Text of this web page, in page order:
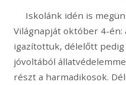
Iskolánk idén is
Világnapját október 4-
igazítottuk, délelőtt
jóvoltából
részt a harmadikosok.